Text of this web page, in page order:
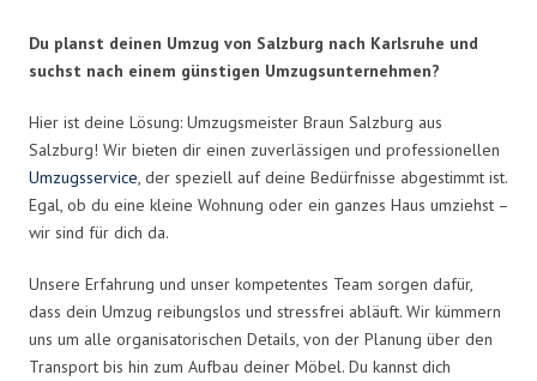
Du planst deinen Umzug von Salzburg nach Karlsruhe und
suchst nach einem günstigen Umzugsunternehmen?
Hier ist deine Lösung: Umzugsmeister Braun Salzburg aus
Salzburg! Wir bieten dir einen zuverlässigen und professionellen
Umzugsservice, der speziell auf deine Bedürfnisse abgestimmt ist.
Egal, ob du eine kleine Wohnung oder ein ganzes Haus umziehst –
wir sind für dich da.
Unsere Erfahrung und unser kompetentes Team sorgen dafür,
dass dein Umzug reibungslos und stressfrei abläuft. Wir kümmern
uns um alle organisatorischen Details, von der Planung über den
Transport bis hin zum Aufbau deiner Möbel. Du kannst dich